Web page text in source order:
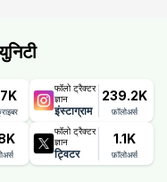
फॉलो ट्रैक्टर
ज्ञान
इंस्टाग्राम
239.2K
फ़ॉलोअर्स
फॉलो ट्रैक्टर
ज्ञान
ट्विटर
1.1K
फ़ॉलोअर्स